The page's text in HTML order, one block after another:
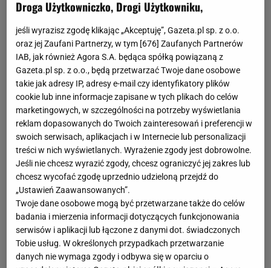
Droga Użytkowniczko, Drogi Użytkowniku,
jeśli wyrazisz zgodę klikając „Akceptuję”, Gazeta.pl sp. z o.o.
oraz jej Zaufani Partnerzy, w tym [676] Zaufanych Partnerów
IAB, jak również Agora S.A. będąca spółką powiązaną z
Gazeta.pl sp. z o.o., będą przetwarzać Twoje dane osobowe
takie jak adresy IP, adresy e-mail czy identyfikatory plików
cookie lub inne informacje zapisane w tych plikach do celów
marketingowych, w szczególności na potrzeby wyświetlania
reklam dopasowanych do Twoich zainteresowań i preferencji w
swoich serwisach, aplikacjach i w Internecie lub personalizacji
treści w nich wyświetlanych. Wyrażenie zgody jest dobrowolne.
Jeśli nie chcesz wyrazić zgody, chcesz ograniczyć jej zakres lub
chcesz wycofać zgodę uprzednio udzieloną przejdź do
„Ustawień Zaawansowanych”.
Twoje dane osobowe mogą być przetwarzane także do celów
badania i mierzenia informacji dotyczących funkcjonowania
serwisów i aplikacji lub łączone z danymi dot. świadczonych
Tobie usług. W określonych przypadkach przetwarzanie
danych nie wymaga zgody i odbywa się w oparciu o